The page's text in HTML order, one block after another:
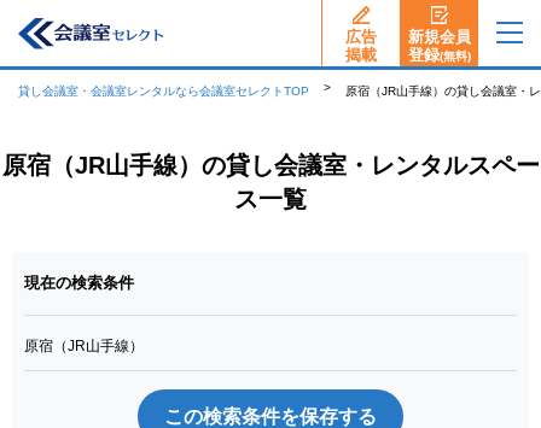
広告
揭載
新規会員
登録(無料)
貸し会議室・会議室レンタルなら会議室セレクトTOP 原宿（JR山手線）の貸し会議室・
原宿（JR山手線）の貸し会議室・レンタルスペー
ス一覧
現在の検索条件
原宿（JR山手線）
この検索条件を保存する